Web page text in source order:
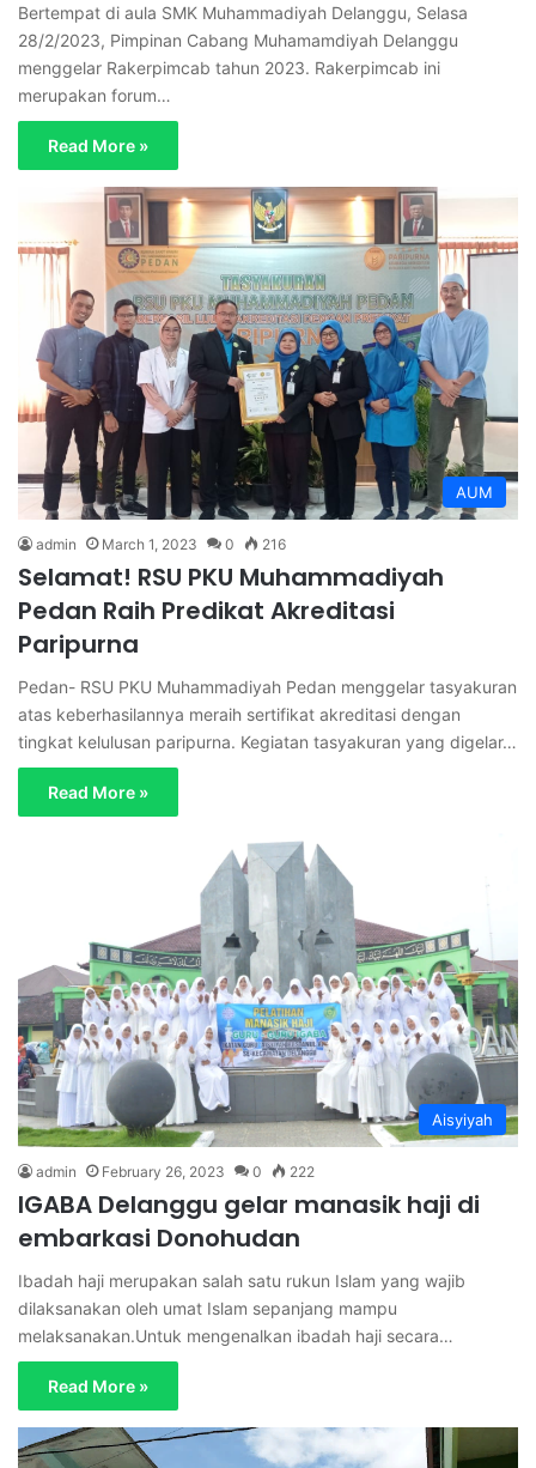
Bertempat di aula SMK Muhammadiyah Delanggu, Selasa
28/2/2023, Pimpinan Cabang Muhamamdiyah Delanggu
menggelar Rakerpimcab tahun 2023. Rakerpimcab ini
merupakan forum…
Read More »
AUM
admin March 1, 2023 0 216
Selamat! RSU PKU Muhammadiyah
Pedan Raih Predikat Akreditasi
Paripurna
Pedan- RSU PKU Muhammadiyah Pedan menggelar tasyakuran
atas keberhasilannya meraih sertifikat akreditasi dengan
tingkat kelulusan paripurna. Kegiatan tasyakuran yang digelar…
Read More »
Aisyiyah
admin February 26, 2023 0 222
IGABA Delanggu gelar manasik haji di
embarkasi Donohudan
Ibadah haji merupakan salah satu rukun Islam yang wajib
dilaksanakan oleh umat Islam sepanjang mampu
melaksanakan.Untuk mengenalkan ibadah haji secara…
Read More »